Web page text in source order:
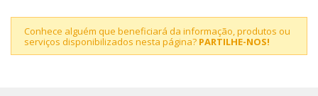
Conhece alguém que beneficiará da informação, produtos ou
serviços disponibilizados nesta página? PARTILHE-NOS!